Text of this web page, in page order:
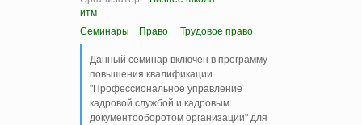
итм
Семинары
Право Трудовое право
Данный семинар включен в программу
повышения квалификации
"Профессиональное управление
кадровой службой и кадровым
документооборотом организации" для